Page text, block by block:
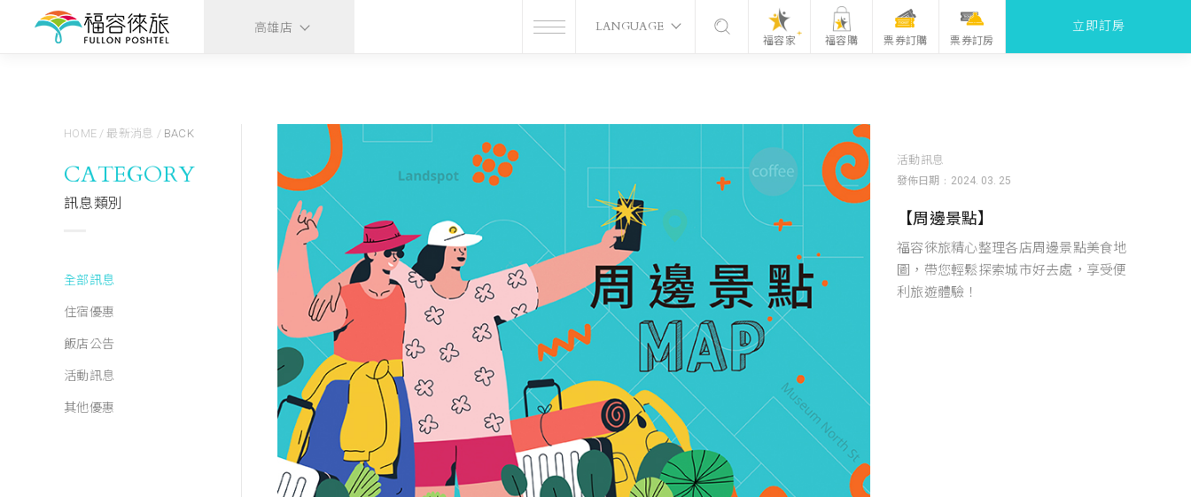
高雄店 LANGUAGE
福容家 福容購 票券訂購 票券訂房
立即訂房
HOME / 最新消息 / BACK
CATEGORY
訊息類別
全部訊息
住宿優惠
飯店公告
活動訊息
其他優惠
活動訊息
發佈日期 2024. 03. 25
【周邊景點】
福容徠旅精心整理各店周邊景點美食地
圖，帶您輕鬆探索城市好去處，享受便
利旅遊體驗！